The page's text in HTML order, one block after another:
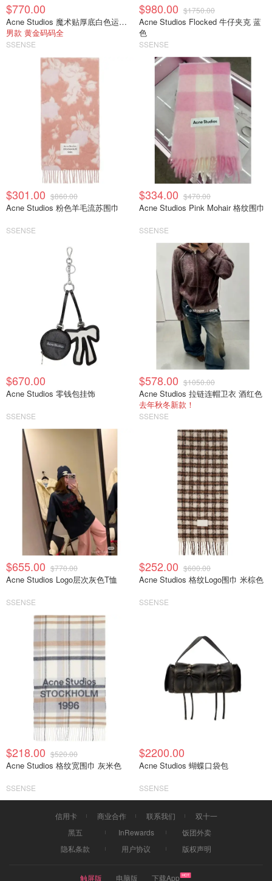
$770.00
Acne Studios 魔术贴厚底白色运动鞋
男款 黄金码码全
SSENSE
$980.00 $1750.00
Acne Studios Flocked 牛仔夹克 蓝
色
SSENSE
$301.00 $860.00
Acne Studios 粉色羊毛流苏围巾
SSENSE
$334.00 $470.00
Acne Studios Pink Mohair 格纹围巾
SSENSE
$670.00
Acne Studios 零钱包挂饰
SSENSE
$578.00 $1050.00
Acne Studios 拉链连帽卫衣 酒红色
去年秋冬新款！
SSENSE
$655.00 $770.00
Acne Studios Logo层次灰色T恤
SSENSE
$252.00 $600.00
Acne Studios 格纹Logo围巾 米棕色
SSENSE
$218.00 $520.00
Acne Studios 格纹宽围巾 灰米色
SSENSE
$2200.00
Acne Studios 蝴蝶口袋包
SSENSE
信用卡 商业合作 联系我们
双十一
黑五
InRewards
饭团外卖
隐私条款
用户协议 版权声明
触屏版 电脑版 下载App